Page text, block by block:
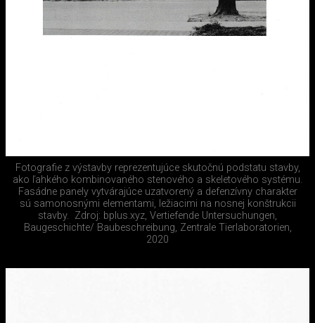
Fotografie z výstavby reprezentujúce skutočnú podstatu stavby,
ako ľahkého kombinovaného stenového a skeletového systému.
Fasádne panely vytvárajúce uzatvorený a defenzívny charakter
sú samonosnými elementami, ležiacimi na nosnej konštrukcii
stavby. Zdroj: bplus.xyz, Vertiefende Untersuchungen,
Baugeschichte/ Baubeschreibung, Zentrale Tierlaboratorien,
2020